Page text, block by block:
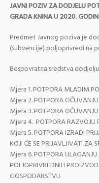
JAVNI POZIV ZA DODJELU
GRADA KNINA U 2020.
Predmet Javnog poziva je
(subvencije) poljoprivredi na
Bespovratna sredstva
Mjera 1. POTPORA MLADIM
Mjera 2. POTPORA
Mjera 3. POTPORA
Mjera 4. POTPORA RAZVOJU
Mjera 5. POTPORA IZRADI
KOJI ĆE SE PRIJAVLJIVATI ZA
Mjera 6. POTPORA
POLJOPRIVREDNIH
GOSPODARSTVU